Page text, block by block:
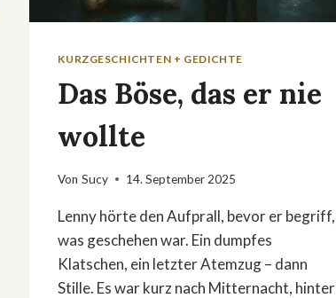
KURZGESCHICHTEN + GEDICHTE
Das Böse, das er nie
wollte
Von Sucy 14. September 2025
Lenny hörte den Aufprall, bevor er begriff,
was geschehen war. Ein dumpfes
Klatschen, ein letzter Atemzug – dann
Stille. Es war kurz nach Mitternacht, hinter